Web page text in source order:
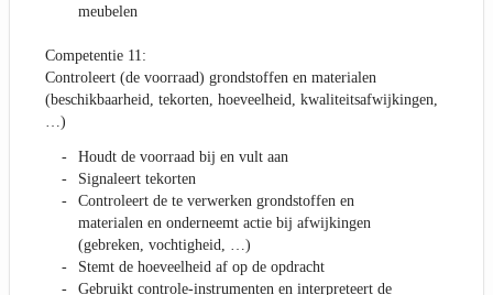
meubelen
Competentie 11:
Controleert (de voorraad) grondstoffen en materialen
(beschikbaarheid, tekorten, hoeveelheid, kwaliteitsafwijkingen,
…)
Houdt de voorraad bij en vult aan
Signaleert tekorten
Controleert de te verwerken grondstoffen en
materialen en onderneemt actie bij afwijkingen
(gebreken, vochtigheid, …)
Stemt de hoeveelheid af op de opdracht
Gebruikt controle-instrumenten en interpreteert de